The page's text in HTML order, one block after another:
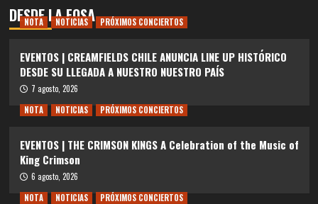
DESDE LA FOSA
NOTA NOTICIAS PRÓXIMOS CONCIERTOS
EVENTOS | CREAMFIELDS CHILE ANUNCIA LINE UP HISTÓRICO
DESDE SU LLEGADA A NUESTRO NUESTRO PAÍS
7 agosto, 2026
NOTA
NOTICIAS PRÓXIMOS CONCIERTOS
EVENTOS | THE CRIMSON KINGS A Celebration of the Music of
King Crimson
6 agosto, 2026
NOTA
NOTICIAS PRÓXIMOS CONCIERTOS